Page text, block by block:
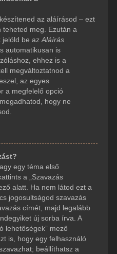
az aláírásod – ezt
meg. Ezután a
jelöld be az Aláírás
automatikusan is
ehhez is a
megváltoztatnod a
az egyes
a megfelelő opció
hogy ne
egy téma első
a „Szavazás
alatt. Ha nem látod ezt a
jogosultságod szavazás
címét, majd legalább
új sorba írva. A
lehetőségek” mező
is, hogy egy felhasználó
beállíthatsz a